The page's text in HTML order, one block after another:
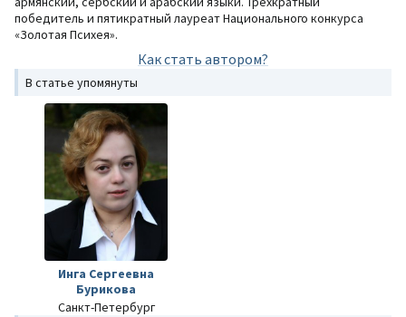
победитель и пятикратный лауреат Национального конкурса
«Золотая Психея».
Как стать автором?
В статье упомянуты
Инга Сергеевна
Бурикова
Санкт-Петербург